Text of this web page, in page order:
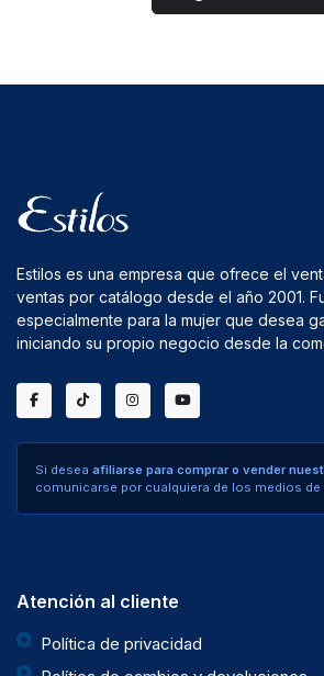
Estilos es una empresa que ofrece el
ventas por catálogo desde el año 2001.
especialmente para la mujer que desea
iniciando su propio negocio desde la
Si desea afiliarse para comprar o vender
comunicarse por cualquiera de los medios de
Atención al cliente
Política de privacidad